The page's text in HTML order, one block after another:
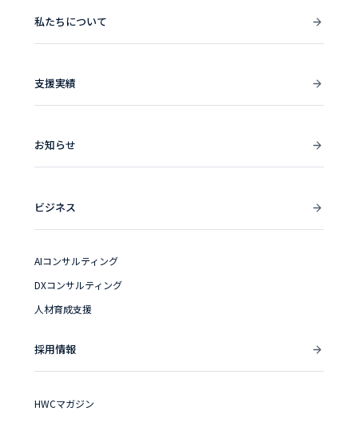
私たちについて
支援実績
お知らせ
ビジネス
AIコンサルティング
DXコンサルティング
人材育成支援
採用情報
HWCマガジン